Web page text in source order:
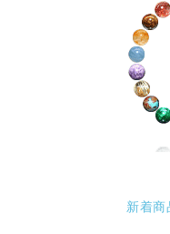
新着商